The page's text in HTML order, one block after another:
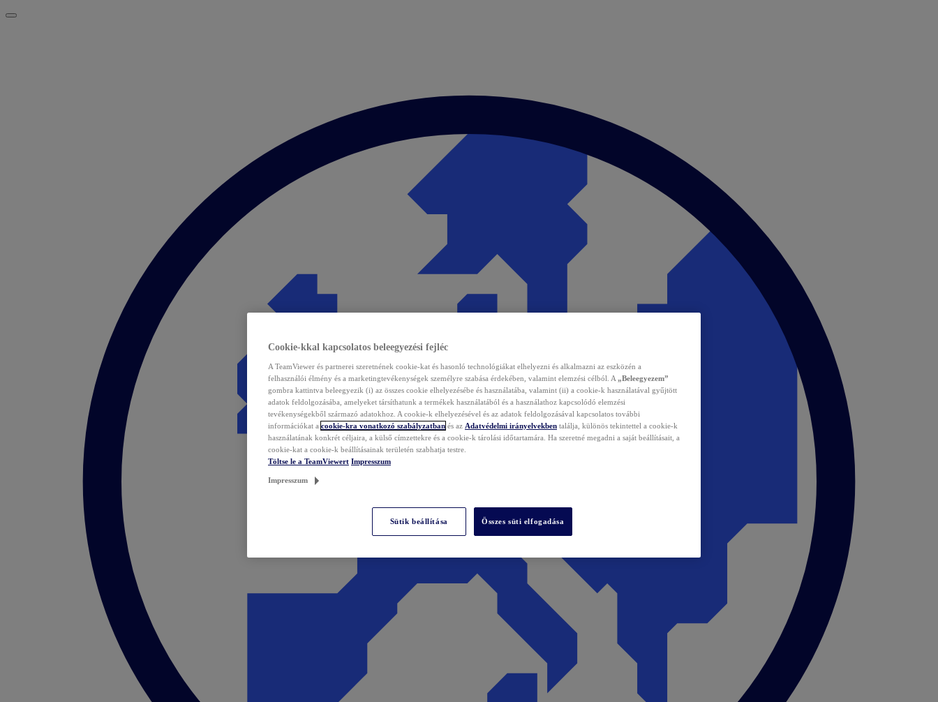
Cookie-kkal kapcsolatos beleegyezési fejléc
A TeamViewer és partnerei szeretnének cookie-kat és hasonló technológiákat elhelyezni és alkalmazni az eszközén a
felhasználói élmény és a marketingtevékenységek személyre szabása érdekében, valamint elemzési célból. A „Beleegyezem”
gombra kattintva beleegyezik (i) az összes cookie elhelyezésébe és használatába, valamint (ii) a cookie-k használatával gyűjtött
adatok feldolgozásába, amelyeket társíthatunk a termékek használatából és a használathoz kapcsolódó elemzési
tevékenységekből származó adatokhoz. A cookie-k elhelyezésével és az adatok feldolgozásával kapcsolatos további
információkat a cookie-kra vonatkozó szabályzatban és az Adatvédelmi irányelvekben találja, különös tekintettel a cookie-k
használatának konkrét céljaira, a külső címzettekre és a cookie-k tárolási időtartamára. Ha szeretné megadni a saját beállításait, a
cookie-kat a cookie-k beállításainak területén szabhatja testre.
Töltse le a TeamViewert Impresszum
Impresszum
Sütik beállítása Összes süti elfogadása